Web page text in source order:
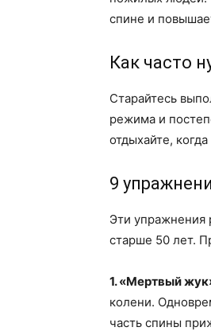
спине и
Как часто
Старайтесь
режима и
отдыхайте,
9
Эти упражнения
старше 50 лет.
1. «Мертвый
колени.
часть спины